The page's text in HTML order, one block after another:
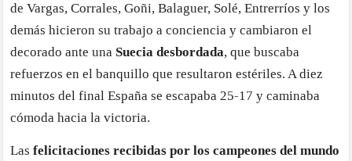
de Vargas, Corrales, Goñi, Balaguer, Solé, Entrerríos y los
demás hicieron su trabajo a conciencia y cambiaron el
decorado ante una Suecia desbordada, que buscaba
refuerzos en el banquillo que resultaron estériles. A diez
minutos del final España se escapaba 25-17 y caminaba
cómoda hacia la victoria.
Lasfelicitaciones recibidas por los campeones del mundo